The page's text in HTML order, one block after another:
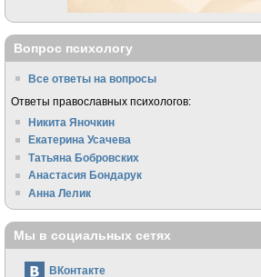
Вопрос психологу
Все ответы на вопросы
Ответы православных психологов:
Никита Яночкин
Екатерина Усачева
Татьяна Бобровских
Анастасия Бондарук
Анна Лелик
Мы в социальных сетях
ВКонтакте